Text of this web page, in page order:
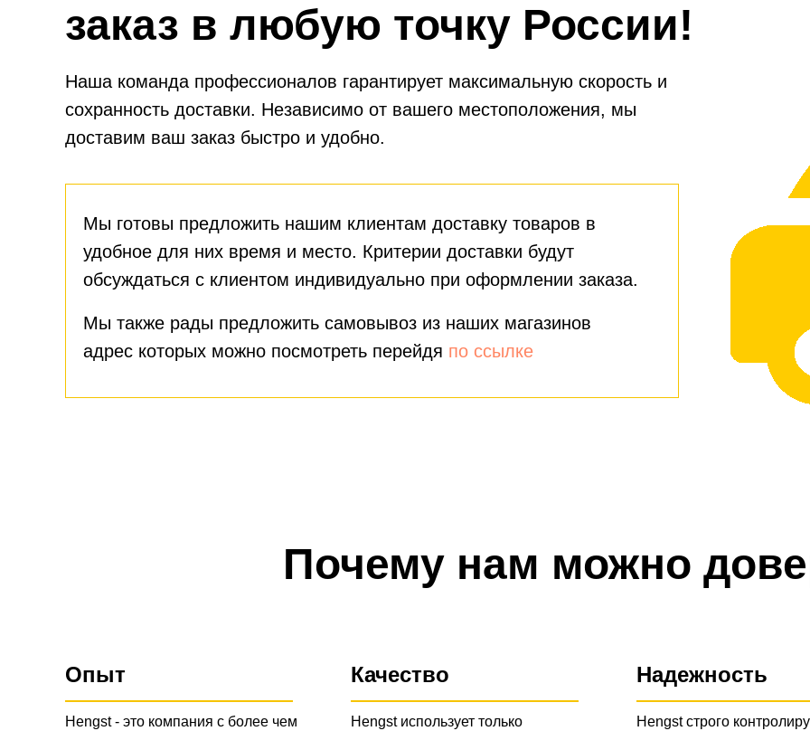
заказ в любую точку России!
Мы готовы предложить нашим клиентам доставку товаров в
удобное для них время и место. Критерии доставки будут
обсуждаться с клиентом индивидуально при оформлении заказа.
Мы также рады предложить самовывоз из наших магазинов
адрес которых можно посмотреть перейдя по ссылке
Наша команда профессионалов гарантирует максимальную скорость и
сохранность доставки. Независимо от вашего местоположения, мы
доставим ваш заказ быстро и удобно.
Почему нам можно
Опыт
Hengst - это компания с более чем
Качество Надежность
Hengst использует только
Hengst строго